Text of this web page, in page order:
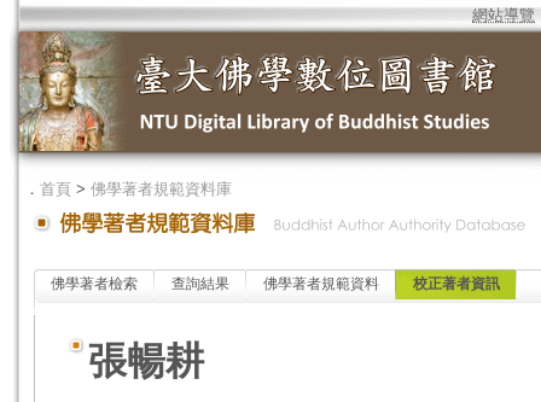
網站導覽
． 首頁 > 佛學著者規範資料庫
佛學著者檢索 查詢結果 佛學著者規範資料 校正著者資訊
張暢耕